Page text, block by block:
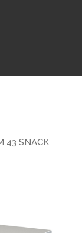
43 SNACK